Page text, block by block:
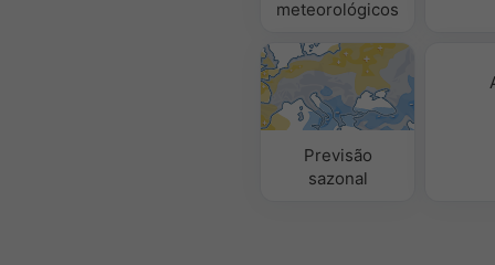
meteorológicos
Previsão
sazonal